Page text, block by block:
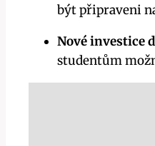
být připraveni
Nové investice
studentům